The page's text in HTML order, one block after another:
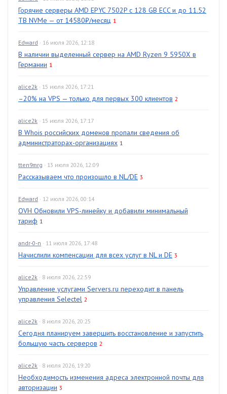
Горячие серверы AMD EPYC 7502P с 128 GB ECC и до 11.52
TB NVMe — от 14580₽/месяц 1
Edward · 16 июля 2026, 12:18
В наличии выделенный сервер на AMD Ryzen 9 5950X в
Германии 1
alice2k · 15 июля 2026, 17:21
–20% на VPS — только для первых 300 клиентов 2
alice2k · 15 июля 2026, 17:17
В Whois российских доменов пропали сведения об
администраторах-организациях 1
tten9mrg · 13 июля 2026, 12:09
Рассказываем что произошло в NL/DE 3
Edward · 12 июля 2026, 00:14
OVH Обновили VPS-линейку и добавили минимальный
тариф 1
andr-0-n · 11 июля 2026, 17:48
Начислили компенсации для всех услуг в NL и DE 3
alice2k · 8 июля 2026, 22:59
Управление услугами Servers.ru переходит в панель
управления Selectel 2
alice2k · 8 июля 2026, 20:25
Сегодня планируем завершить восстановление и запустить
большую часть серверов 2
alice2k · 8 июля 2026, 19:20
Необходимость изменения адреса электронной почты для
авторизации 3